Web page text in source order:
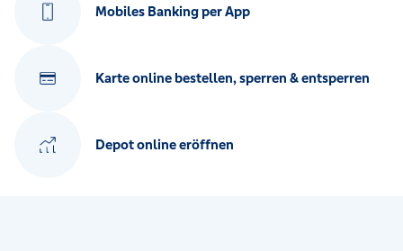
Mobiles Banking per App
Karte online bestellen, sperren & entsperren
Depot online eröffnen